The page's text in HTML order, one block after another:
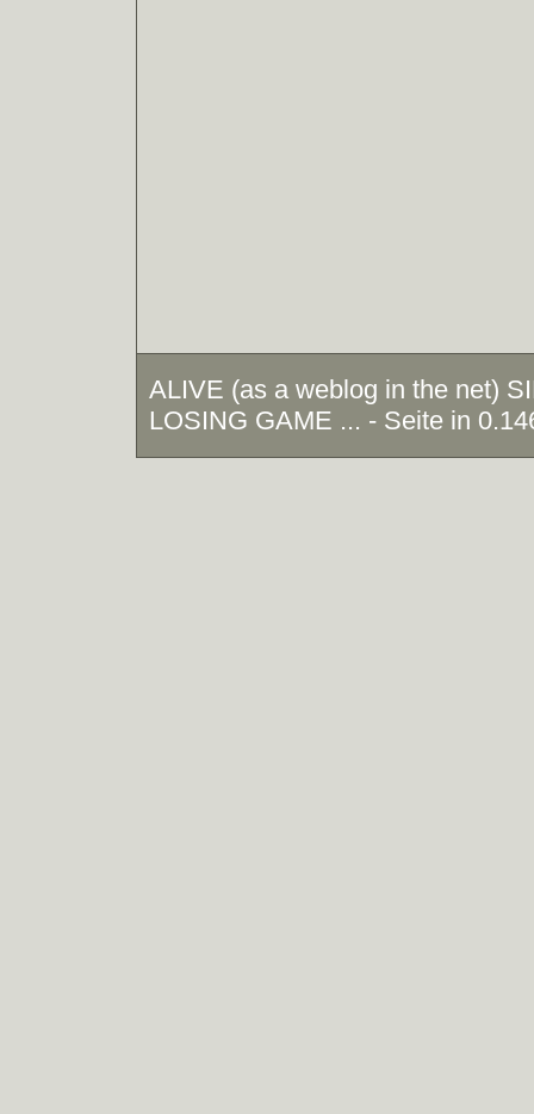
ALIVE (as a weblog in the net)
LOSING GAME ... - Seite in